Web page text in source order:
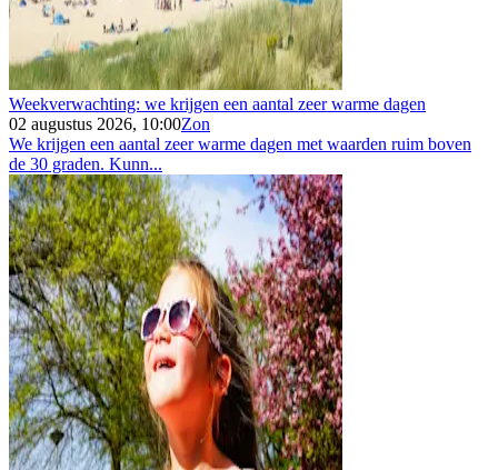
Weekverwachting: we krijgen een aantal zeer warme dagen
02 augustus 2026, 10:00Zon
We krijgen een aantal zeer warme dagen met waarden ruim boven
de 30 graden. Kunn...